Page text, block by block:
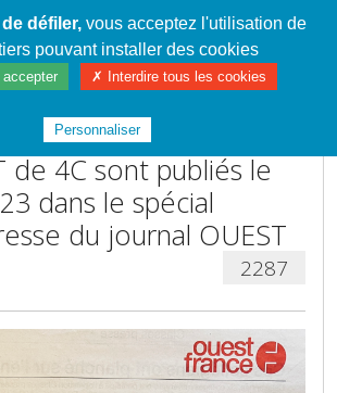
patrickRICHARD
4B et Louca
de 4C sont publiés le
dans le spécial
du journal OUEST
2287
défiler,vous acceptez l'utilisation de
pouvant installer des cookies
✗ Interdire tous les cookies
Personnaliser